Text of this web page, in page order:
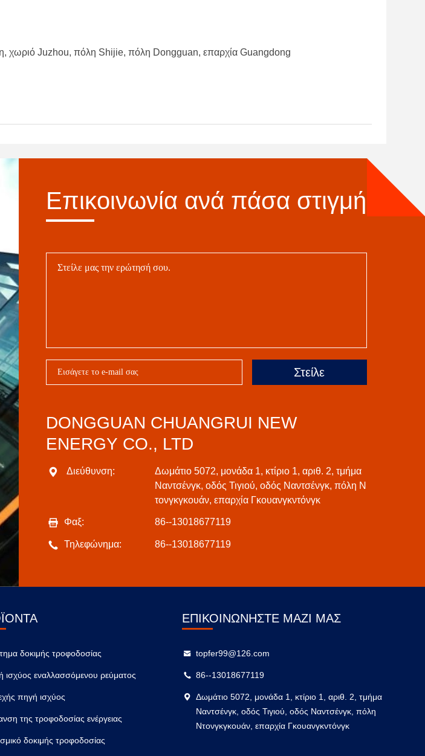
χωριό Juzhou, πόλη Shijie, πόλη Dongguan, επαρχία Guangdong
Επικοινωνία ανά πάσα στιγμή
Στείλε
DONGGUAN CHUANGRUI NEW
ENERGY CO., LTD
Διεύθυνση:
Δωμάτιο 5072, μονάδα 1, κτίριο 1, αριθ. 2, τμήμα
Ναντσένγκ, οδός Τιγιού, οδός Ναντσένγκ, πόλη Ν
τονγκγκουάν, επαρχία Γκουανγκντόνγκ
Φαξ: 86--13018677119
Τηλεφώνημα: 86--13018677119
δοκιμής τροφοδοσίας
ισχύος εναλλασσόμενου ρεύματος
πηγή ισχύος
της τροφοδοσίας ενέργειας
δοκιμής τροφοδοσίας
ΕΠΙΚΟΙΝΩΝΉΣΤΕ ΜΑΖΊ ΜΑΣ
topfer99@126.com
86--13018677119
Δωμάτιο 5072, μονάδα 1, κτίριο 1, αριθ. 2, τμήμα
Ναντσένγκ, οδός Τιγιού, οδός Ναντσένγκ, πόλη
Ντονγκγκουάν, επαρχία Γκουανγκντόνγκ